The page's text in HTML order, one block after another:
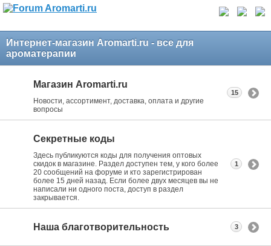
Интернет-магазин Aromarti.ru - все для
ароматерапии
Магазин Aromarti.ru
Новости, ассортимент, доставка, оплата и другие
вопросы
15
Секретные коды
Здесь публикуются коды для получения оптовых
скидок в магазине. Раздел доступен тем, у кого более
20 сообщений на форуме и кто зарегистрирован
более 15 дней назад. Если более двух месяцев вы не
написали ни одного поста, доступ в раздел
закрывается.
1
Наша благотворительность 3